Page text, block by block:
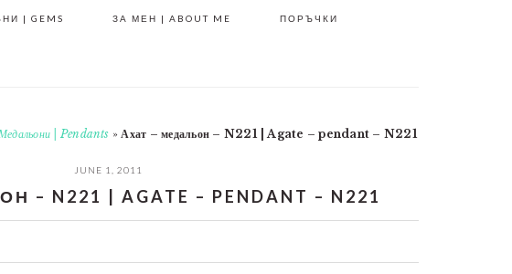
| GEMS ЗА МЕН | ABOUT ME ПОРЪЧКИ
| Pendants »Ахат – медальон – N221 | Agate – pendant – N221
JUNE 1, 2011
– N221 | AGATE – PENDANT – N221